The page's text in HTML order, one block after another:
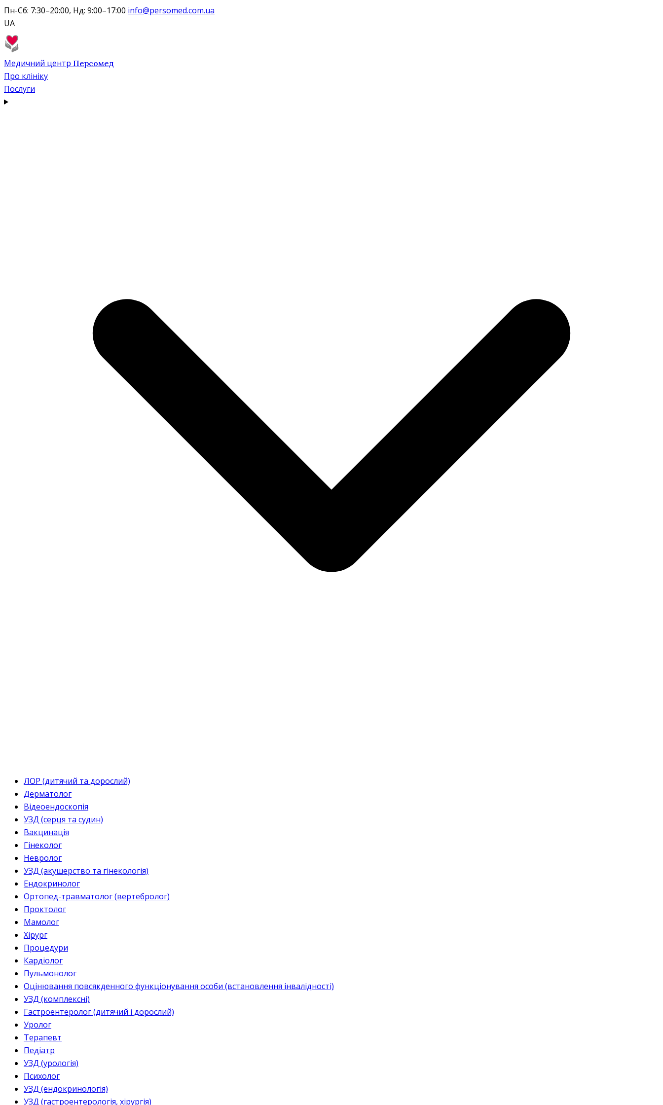
Пн-Сб: 7:30–20:00, Нд: 9:00–17:00 info@persomed.com.ua
UA
Медичний центр Персомед
Про клініку
Послуги
ЛОР (дитячий та дорослий)
Дерматолог
Відеоендоскопія
УЗД (серця та судин)
Вакцинація
Гінеколог
Невролог
УЗД (акушерство та гінекологія)
Ендокринолог
Ортопед-травматолог (вертебролог)
Проктолог
Мамолог
Хірург
Процедури
Кардіолог
Пульмонолог
Оцінювання повсякденного функціонування особи (встановлення інвалідності)
УЗД (комплексні)
Гастроентеролог (дитячий і дорослий)
Уролог
Терапевт
Педіатр
УЗД (урологія)
Психолог
УЗД (ендокринологія)
УЗД (гастроентерологія, хірургія)